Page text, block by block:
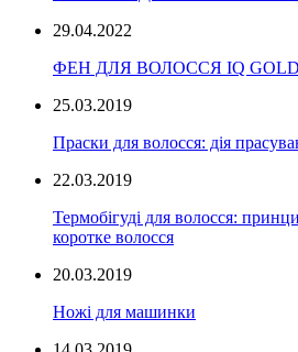
29.04.2022
ФЕН ДЛЯ ВОЛОССЯ IQ
25.03.2019
Праски для волосся: дія
22.03.2019
Термобігуді для волосся:
коротке волосся
20.03.2019
Ножі для машинки